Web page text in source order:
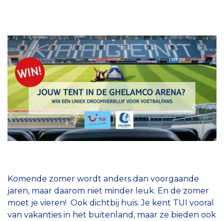
Komende zomer wordt anders dan voorgaande
jaren, maar daarom niet minder leuk. En de zomer
moet je vieren! Ook dichtbij huis. Je kent TUI vooral
van vakanties in het buitenland, maar ze bieden ook